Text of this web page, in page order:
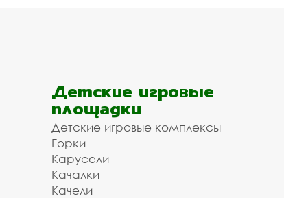
Детские игровые
площадки
Детские игровые комплексы
Горки
Карусели
Качалки
Качели